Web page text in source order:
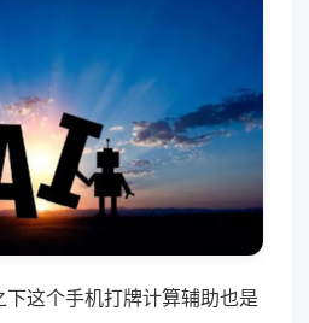
这个手机打牌计算辅助也是